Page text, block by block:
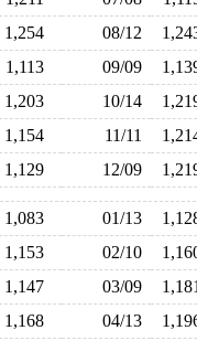
1,254 08/12
1,113 09/09
1,203 10/14
1,154 11/11
1,129 12/09
1,083 01/13
1,153 02/10
1,147 03/09
1,168 04/13